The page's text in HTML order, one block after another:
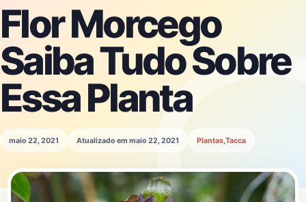
Flor Morcego
Saiba Tudo Sobre
Essa Planta
maio 22, 2021 Atualizado em maio 22, 2021 Plantas Tacca